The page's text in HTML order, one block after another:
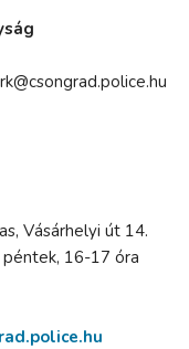
Vásárhelyi út 14.
16-17 óra